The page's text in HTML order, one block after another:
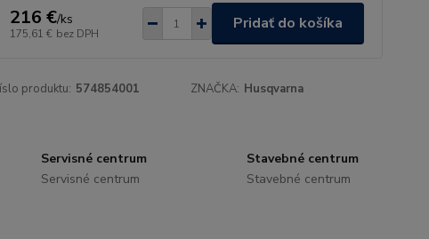
216 €/ks
175,61 € bez DPH
Pridať do košíka
produktu: 574854001 ZNAČKA: Husqvarna
Servisné centrum
Servisné centrum
Stavebné centrum
Stavebné centrum